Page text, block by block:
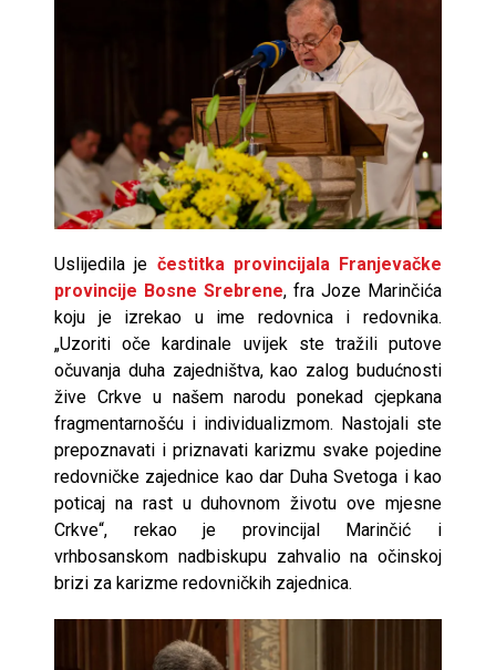
Uslijedila je čestitka provincijala Franjevačke
provincije Bosne Srebrene, fra Joze Marinčića
koju je izrekao u ime redovnica i redovnika.
„Uzoriti oče kardinale uvijek ste tražili putove
očuvanja duha zajedništva, kao zalog budućnosti
žive Crkve u našem narodu ponekad cjepkana
fragmentarnošću i individualizmom. Nastojali ste
prepoznavati i priznavati karizmu svake pojedine
redovničke zajednice kao dar Duha Svetoga i kao
poticaj na rast u duhovnom životu ove mjesne
Crkve“, rekao je provincijal Marinčić i
vrhbosanskom nadbiskupu zahvalio na očinskoj
brizi za karizme redovničkih zajednica.